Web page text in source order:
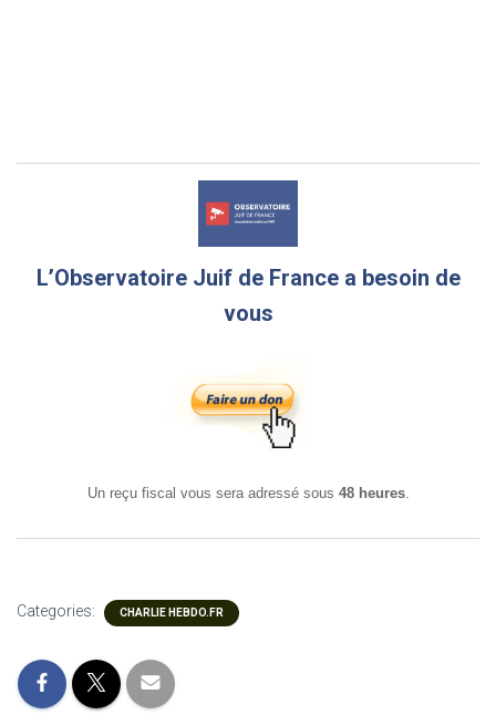
L’Observatoire Juif de France a besoin de
vous
Un reçu fiscal vous sera adressé sous 48 heures.
Categories: CHARLIE HEBDO.FR